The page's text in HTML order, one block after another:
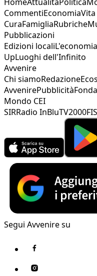
CommentiEconomia
CuraFamigliaRubriche
Pubblicazioni
Edizioni locali
UpLuoghi dell'Infinito
Avvenire
Chi siamoRedazione
AvvenirePubblicità
Mondo CEI
SIRRadio InBluTV2000
Segui Avvenire su